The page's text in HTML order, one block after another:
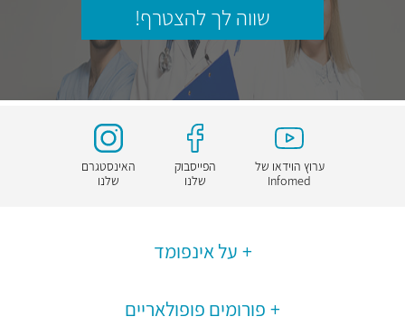
שווה לך להצטרף!
ערוץ הוידאו של
Infomed
הפייסבוק
שלנו
האינסטגרם
שלנו
על אינפומד
פורומים פופולאריים